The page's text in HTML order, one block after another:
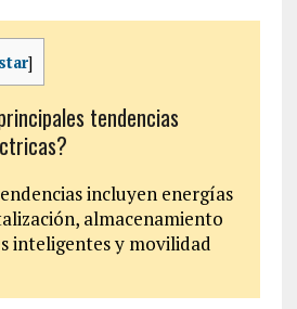
]
tendencias
incluyen energías
almacenamiento
inteligentes y movilidad